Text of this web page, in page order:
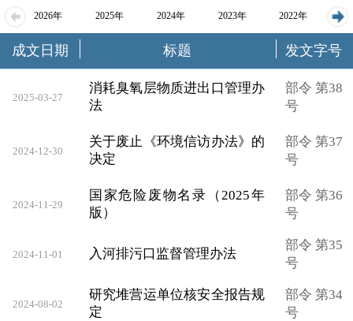
2026年 2025年 2024年 2023年 2022年
2021年 2019年
成文日期 标题 发文字号
2025-03-27
消耗臭氧层物质进出口管理办
法
部令 第38
号
2024-12-30
关于废止《环境信访办法》的
决定
部令 第37
号
2024-11-29
国家危险废物名录（2025年
版）
部令 第36
号
2024-11-01 入河排污口监督管理办法
部令 第35
号
2024-08-02
研究堆营运单位核安全报告规
定
部令 第34
号